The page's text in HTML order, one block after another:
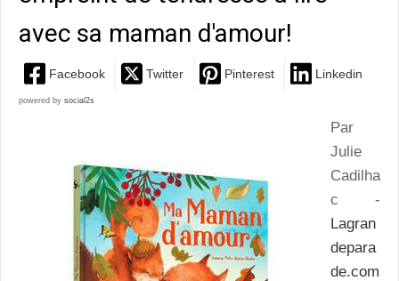
avec sa maman d'amour!
Facebook Twitter Pinterest Linkedin
powered by social2s
Par
Julie
Cadilha
c -
Lagran
depara
de.com